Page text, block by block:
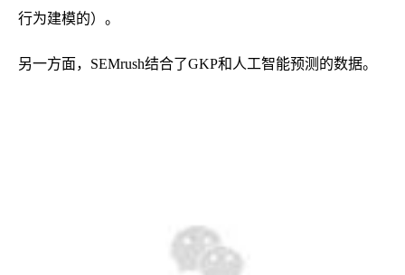
行为建模的）。
另一方面，SEMrush结合了GKP和人工智能预测的数据。